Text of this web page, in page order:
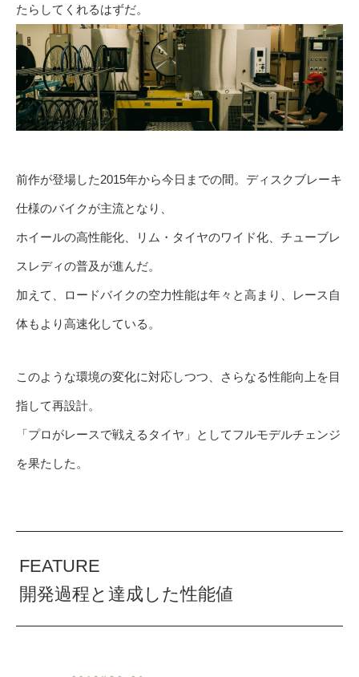
たらしてくれるはずだ。
前作が登場した2015年から今日までの間。ディスクブレーキ
仕様のバイクが主流となり、
ホイールの高性能化、リム・タイヤのワイド化、チューブレ
スレディの普及が進んだ。
加えて、ロードバイクの空力性能は年々と高まり、レース自
体もより高速化している。
このような環境の変化に対応しつつ、さらなる性能向上を目
指して再設計。
「プロがレースで戦えるタイヤ」としてフルモデルチェンジ
を果たした。
FEATURE
開発過程と達成した性能値